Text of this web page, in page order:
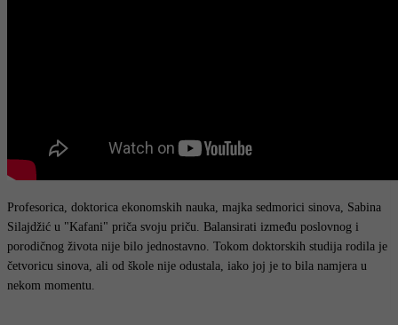
Profesorica, doktorica ekonomskih nauka, majka sedmorici sinova, Sabina
Silajdžić u "Kafani" priča svoju priču. Balansirati između poslovnog i
porodičnog života nije bilo jednostavno. Tokom doktorskih studija rodila je
četvoricu sinova, ali od škole nije odustala, iako joj je to bila namjera u
nekom momentu.